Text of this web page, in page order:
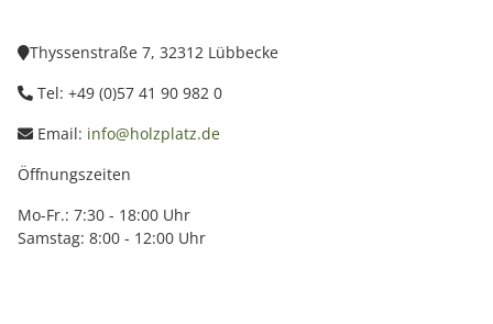
Thyssenstraße 7, 32312 Lübbecke
Tel: +49 (0)57 41 90 982 0
Email: info@holzplatz.de
Öffnungszeiten
Mo-Fr.: 7:30 - 18:00 Uhr
Samstag: 8:00 - 12:00 Uhr